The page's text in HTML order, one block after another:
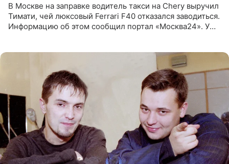
В Москве на заправке водитель такси на Chery выручил
Тимати, чей люксовый Ferrari F40 отказался заводиться.
Информацию об этом сообщил портал «Москва24». У